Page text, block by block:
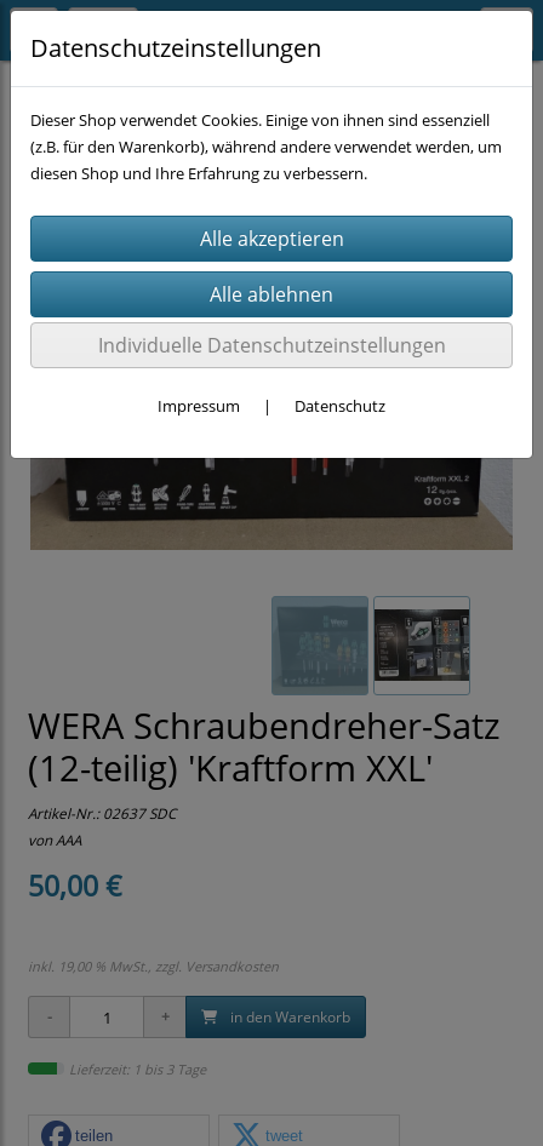
HANDWERKZEUG Schraubendreher
WERA Schraubendreher-Satz
(12-teilig) 'Kraftform XXL'
Artikel-Nr.:02637 SDC
von AAA
50,00 €
inkl. 19,00 % MwSt., zzgl. Versandkosten
in den Warenkorb
Lieferzeit: 1 bis 3 Tage
teilen tweet
Datenschutzeinstellungen
Dieser Shop verwendet Cookies. Einige von ihnen sind essenziell
(z.B. für den Warenkorb), während andere verwendet werden, um
diesen Shop und Ihre Erfahrung zu verbessern.
Individuelle Datenschutzeinstellungen
Impressum | Datenschutz